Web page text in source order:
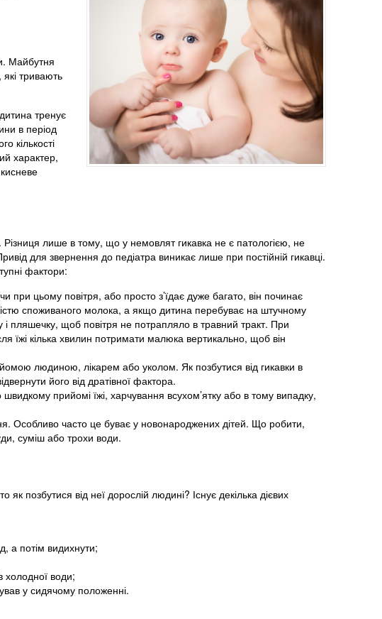
Майбутня
тривають
тренує
в період
кількості
характер,
лише в тому, що у немовлят гикавка не є патологією, не
для звернення до педіатра виникає лише при постійній гикавці.
фактори:
цьому повітря, або просто з’їдає дуже багато, він починає
споживаного молока, а якщо дитина перебуває на штучному
і пляшечку, щоб повітря не потрапляло в травний тракт. При
їжі кілька хвилин потримати малюка вертикально, щоб він
людиною, лікарем або уколом. Як позбутися від гикавки в
його від дратівної фактора.
прийомі їжі, харчування всухом’ятку або в тому випадку,
Особливо часто це буває у новонароджених дітей. Що робити,
суміш або трохи води.
позбутися від неї дорослій людині? Існує декілька дієвих
а потім видихнути;
холодної води;
у сидячому положенні.